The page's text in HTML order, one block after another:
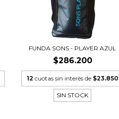
FUNDA SONS - PLAYER AZUL
$286.200
12 cuotas sin interés de $23.850
SIN STOCK